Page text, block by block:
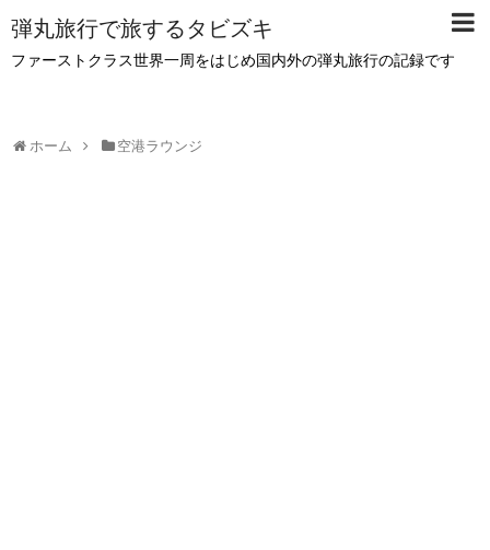
弾丸旅行で旅するタビズキ
ファーストクラス世界一周をはじめ国内外の弾丸旅行の記録です
ホーム 空港ラウンジ